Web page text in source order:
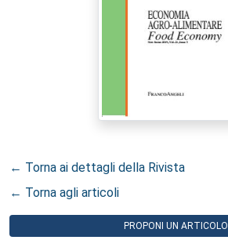
← Torna ai dettagli della Rivista
← Torna agli articoli
PROPONI UN ARTICOLO